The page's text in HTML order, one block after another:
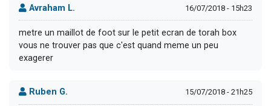
Avraham L. 16/07/2018 - 15h23
metre un maillot de foot sur le petit ecran de torah box
vous ne trouver pas que c'est quand meme un peu
exagerer
Ruben G. 15/07/2018 - 21h25